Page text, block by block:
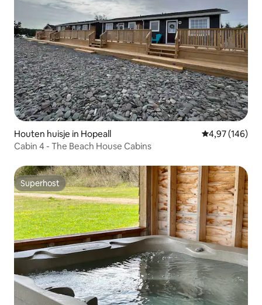
Houten huisje in Hopeall Gemiddelde
4,97 (146)
Cabin 4 - The Beach House Cabins
Superhost
Superhost